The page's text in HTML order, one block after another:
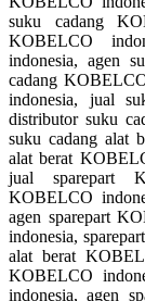
suku cadang
KOBELCO
indonesia, agen
cadang
indonesia, jual
distributor suku
suku cadang alat
alat berat
jual sparepart
KOBELCO
agen sparepart
indonesia,
alat berat
KOBELCO
indonesia, agen